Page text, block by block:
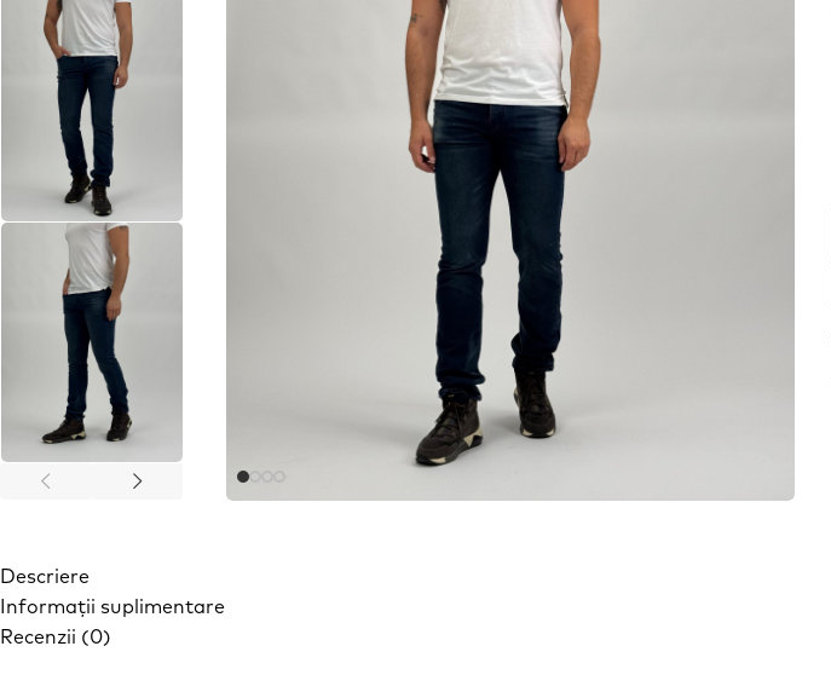
Descriere
Informații suplimentare
Recenzii (0)